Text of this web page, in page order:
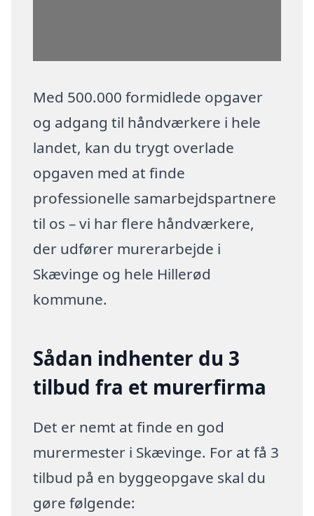
Med 500.000 formidlede opgaver
og adgang til håndværkere i hele
landet, kan du trygt overlade
opgaven med at finde
professionelle samarbejdspartnere
til os – vi har flere håndværkere,
der udfører murerarbejde i
Skævinge og hele Hillerød
kommune.
Sådan indhenter du 3
tilbud fra et murerfirma
Det er nemt at finde en god
murermester i Skævinge. For at få 3
tilbud på en byggeopgave skal du
gøre følgende: